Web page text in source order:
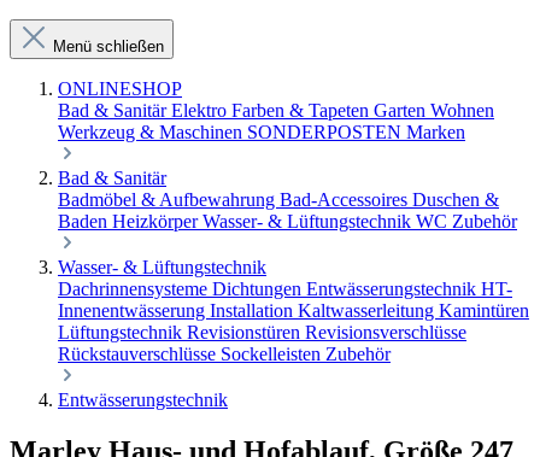
Menü schließen
ONLINESHOP
Bad & SanitärElektro Farben & Tapeten Garten Wohnen
Werkzeug & Maschinen SONDERPOSTEN Marken
Bad & Sanitär
Badmöbel & Aufbewahrung Bad-Accessoires Duschen &
Baden HeizkörperWasser- & Lüftungstechnik WC Zubehör
Wasser- & Lüftungstechnik
Dachrinnensysteme Dichtungen Entwässerungstechnik HT-
Innenentwässerung Installation Kaltwasserleitung Kamintüren
Lüftungstechnik Revisionstüren Revisionsverschlüsse
Rückstauverschlüsse Sockelleisten Zubehör
Entwässerungstechnik